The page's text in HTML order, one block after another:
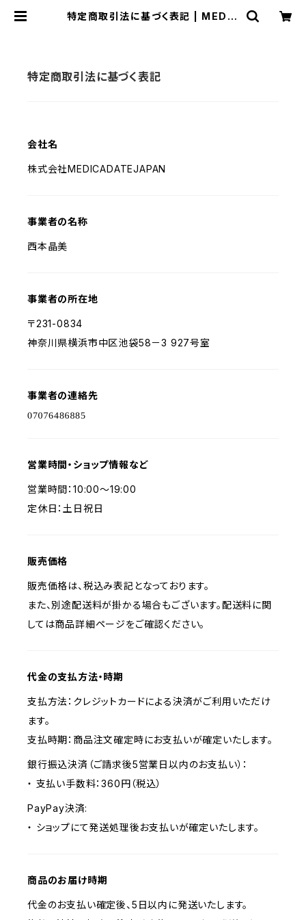
特定商取引法に基づく表記 | MEDIC
特定商取引法に基づく表記
会社名
株式会社MEDICADATEJAPAN
事業者の名称
西本晶美
事業者の所在地
〒231-0834
神奈川県横浜市中区池袋58－3 927号室
事業者の連絡先
営業時間・ショップ情報など
営業時間：10:00～19:00
定休日：土日祝日
販売価格
販売価格は、税込み表記となっております。
また、別途配送料が掛かる場合もございます。配送料に関
しては商品詳細ページをご確認ください。
代金の支払方法・時期
支払方法：クレジットカードによる決済がご利用いただけ
ます。
支払時期：商品注文確定時にお支払いが確定いたします。
銀行振込決済（ご請求後5営業日以内のお支払い）：
・ 支払い手数料：360円（税込）
PayPay決済:
・ ショップにて発送処理後お支払いが確定いたします。
商品のお届け時期
代金のお支払い確定後、5日以内に発送いたします。